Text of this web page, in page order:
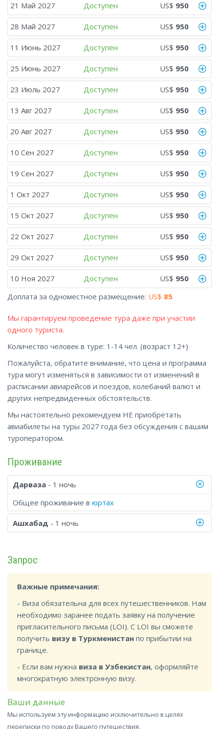
21 Май 2027 Доступен US$ 950
28 Май 2027 Доступен US$ 950
11 Июнь 2027 Доступен US$ 950
25 Июнь 2027 Доступен US$ 950
23 Июль 2027 Доступен US$ 950
13 Авг 2027 Доступен US$ 950
20 Авг 2027 Доступен US$ 950
10 Сен 2027 Доступен US$ 950
19 Сен 2027 Доступен US$ 950
1 Окт 2027 Доступен US$ 950
15 Окт 2027 Доступен US$ 950
22 Окт 2027 Доступен US$ 950
29 Окт 2027 Доступен US$ 950
10 Ноя 2027 Доступен US$ 950
Доплата за одноместное размещение: US$ 85
Мы гарантируем проведение тура даже при участии
одного туриста.
Количество человек в туре: 1-14 чел. (возраст 12+)
Пожалуйста, обратите внимание, что цена и программа
тура могут изменяться в зависимости от изменений в
раcписании авиарейсов и поездов, колебаний валют и
других непредвиденных обстоятельств.
Мы настоятельно рекомендуем НЕ приобретать
авиабилеты на туры 2027 года без обсуждения с вашим
туроператором.
Проживание
Дарваза - 1 ночь
Общее проживание в юртах
Ашхабад - 1 ночь
Запрос
Важные примечания:
- Виза обязательна для всех путешественников. Нам
необходимо заранее подать заявку на получение
пригласительного письма (LOI). С LOI вы сможете
получить визу в Туркменистан по прибытии на
границе.
- Если вам нужна виза в Узбекистан, оформляйте
многократную электронную визу.
Ваши данные
Мы используем эту информацию исключительно в целях
переписки по поводу Вашего путешествия.